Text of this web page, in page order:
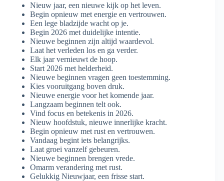
Nieuw jaar, een nieuwe kijk op het leven.
Begin opnieuw met energie en vertrouwen.
Een lege bladzijde wacht op je.
Begin 2026 met duidelijke intentie.
Nieuwe beginnen zijn altijd waardevol.
Laat het verleden los en ga verder.
Elk jaar vernieuwt de hoop.
Start 2026 met helderheid.
Nieuwe beginnen vragen geen toestemming.
Kies vooruitgang boven druk.
Nieuwe energie voor het komende jaar.
Langzaam beginnen telt ook.
Vind focus en betekenis in 2026.
Nieuw hoofdstuk, nieuwe innerlijke kracht.
Begin opnieuw met rust en vertrouwen.
Vandaag begint iets belangrijks.
Laat groei vanzelf gebeuren.
Nieuwe beginnen brengen vrede.
Omarm verandering met rust.
Gelukkig Nieuwjaar, een frisse start.